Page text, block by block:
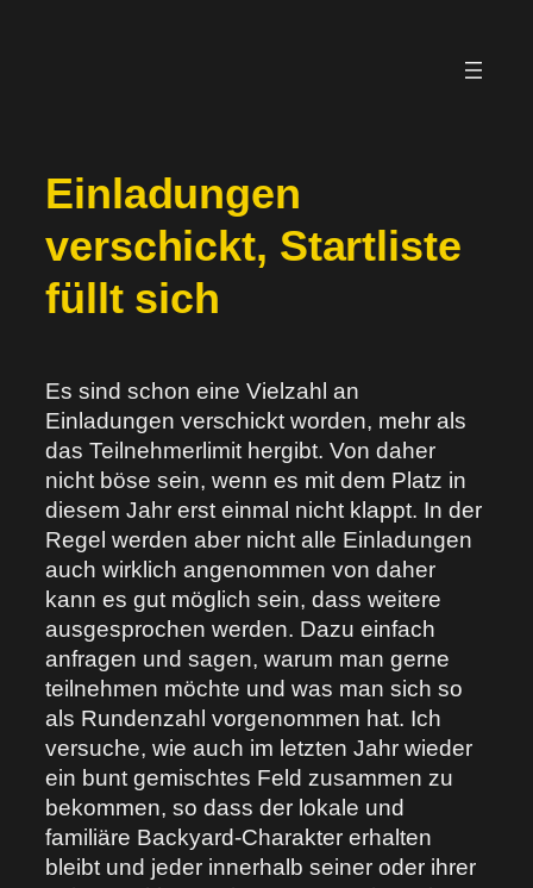
Einladungen
verschickt, Startliste
füllt sich
Es sind schon eine Vielzahl an
Einladungen verschickt worden, mehr als
das Teilnehmerlimit hergibt. Von daher
nicht böse sein, wenn es mit dem Platz in
diesem Jahr erst einmal nicht klappt. In der
Regel werden aber nicht alle Einladungen
auch wirklich angenommen von daher
kann es gut möglich sein, dass weitere
ausgesprochen werden. Dazu einfach
anfragen und sagen, warum man gerne
teilnehmen möchte und was man sich so
als Rundenzahl vorgenommen hat. Ich
versuche, wie auch im letzten Jahr wieder
ein bunt gemischtes Feld zusammen zu
bekommen, so dass der lokale und
familiäre Backyard-Charakter erhalten
bleibt und jeder innerhalb seiner oder ihrer